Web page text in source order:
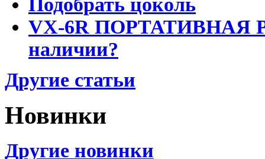
VX-6R ПОРТАТИВНАЯ
наличии?
Другие статьи
Новинки
Другие новинки